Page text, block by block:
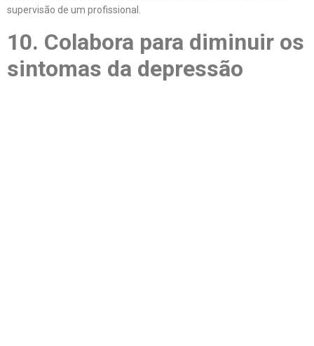
supervisão de um profissional.
10. Colabora para diminuir os
sintomas da depressão